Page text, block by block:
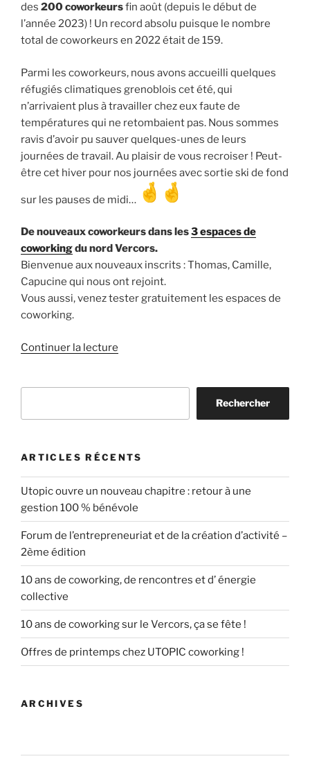
des 200 coworkeursfin août (depuis le début de
l’année 2023) ! Un record absolu puisque le nombre
total de coworkeurs en 2022 était de 159.
Parmi les coworkeurs, nous avons accueilli quelques
réfugiés climatiques grenoblois cet été, qui
n’arrivaient plus à travailler chez eux faute de
températures qui ne retombaient pas. Nous sommes
ravis d’avoir pu sauver quelques-unes de leurs
journées de travail. Au plaisir de vous recroiser ! Peut-
être cet hiver pour nos journées avec sortie ski de fond
sur les pauses de midi…
De nouveaux coworkeurs dans les3 espaces de
coworkingdu nord Vercors.
Bienvenue aux nouveaux inscrits : Thomas, Camille,
Capucine qui nous ont rejoint.
Vous aussi, venez tester gratuitement les espaces de
coworking.
Continuer la lecture
Rechercher
ARTICLES RÉCENTS
Utopic ouvre un nouveau chapitre : retour à une
gestion 100 % bénévole
Forum de l’entrepreneuriat et de la création d’activité –
2ème édition
10 ans de coworking, de rencontres et d’ énergie
collective
10 ans de coworking sur le Vercors, ça se fête !
Offres de printemps chez UTOPIC coworking !
ARCHIVES